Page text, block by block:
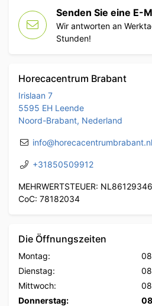
Senden Sie eine E-
Wir antworten an
Stunden!
Horecacentrum Brabant
Irislaan 7
5595 EH Leende
Noord-Brabant, Nederland
info@horecacentrumbrabant.nl
+31850509912
MEHRWERTSTEUER:
CoC: 78182034
Die Öffnungszeiten
Montag:
Dienstag:
Mittwoch:
Donnerstag: